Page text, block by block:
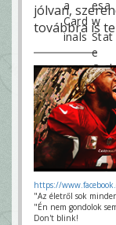
jólvan,
továbbra is
https://
"Az életről sok
"Én nem gondolok
Don't blink!